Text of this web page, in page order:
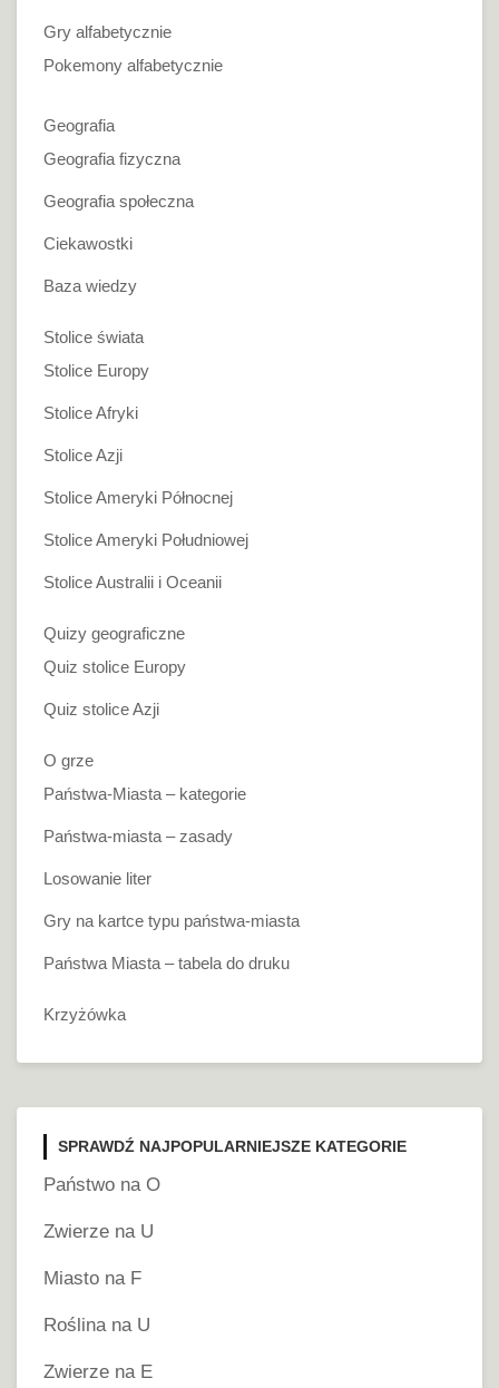
Gry alfabetycznie
Pokemony alfabetycznie
Geografia
Geografia fizyczna
Geografia społeczna
Ciekawostki
Baza wiedzy
Stolice świata
Stolice Europy
Stolice Afryki
Stolice Azji
Stolice Ameryki Północnej
Stolice Ameryki Południowej
Stolice Australii i Oceanii
Quizy geograficzne
Quiz stolice Europy
Quiz stolice Azji
O grze
Państwa-Miasta – kategorie
Państwa-miasta – zasady
Losowanie liter
Gry na kartce typu państwa-miasta
Państwa Miasta – tabela do druku
Krzyżówka
SPRAWDŹ NAJPOPULARNIEJSZE KATEGORIE
Państwo na O
Zwierze na U
Miasto na F
Roślina na U
Zwierze na E